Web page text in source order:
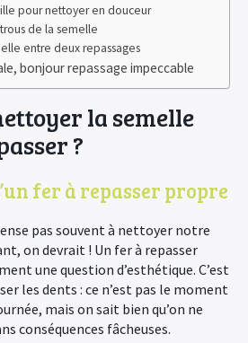
pour nettoyer en douceur
de la semelle
entre deux repassages
bonjour repassage impeccable
la semelle
?
fer à repasser propre
pas souvent à nettoyer notre
on devrait ! Un fer à repasser
une question d’esthétique. C’est
les dents : ce n’est pas le moment
mais on sait bien qu’on ne
conséquences fâcheuses.